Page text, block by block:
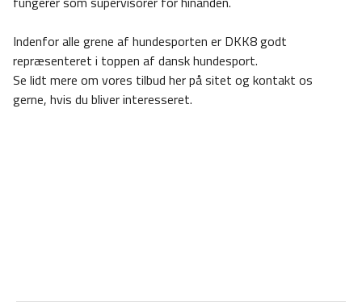
Indenfor alle grene af hundesporten er DKK8 godt
repræsenteret i toppen af dansk hundesport.
Se lidt mere om vores tilbud her på sitet og kontakt os
gerne, hvis du bliver interesseret.